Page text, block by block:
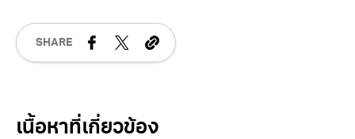
SHARE
Related Posts